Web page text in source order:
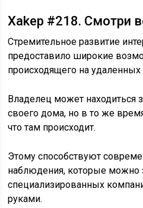
Xakep #218. Смотри
Стремительное развитие
предоставило широкие
происходящего на удаленных
Владелец может находиться
своего дома, но в то же
что там происходит.
Этому способствуют
наблюдения, которые можно
специализированных
руками.